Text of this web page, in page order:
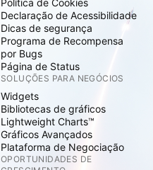
Política de Cookies
Declaração de Acessibilidade
Dicas de segurança
Programa de Recompensa
por Bugs
Página de Status
SOLUÇÕES PARA NEGÓCIOS
Widgets
Bibliotecas de gráficos
Lightweight Charts™
Gráficos Avançados
Plataforma de Negociação
OPORTUNIDADES DE